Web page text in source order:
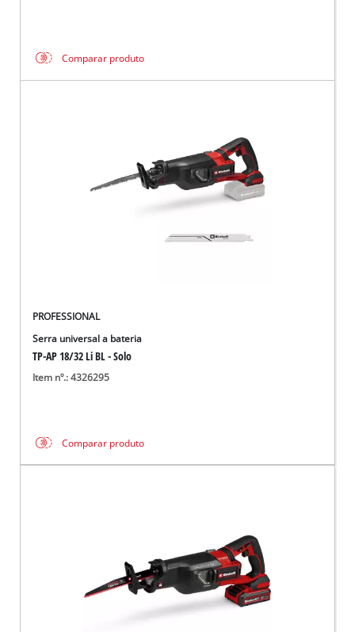
Comparar produto
PROFESSIONAL
Serra universal a bateria
TP-AP 18/32 Li BL - Solo
Item nº.: 4326295
Comparar produto